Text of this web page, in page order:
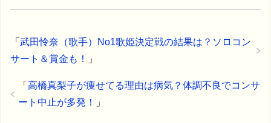
「 武田怜奈（歌手）No1歌姫決定戦の結果は？ソロコン
サート＆賞金も！
」
「 高橋真梨子が痩せてる理由は病気？体調不良でコンサ
ート中止が多発！
」